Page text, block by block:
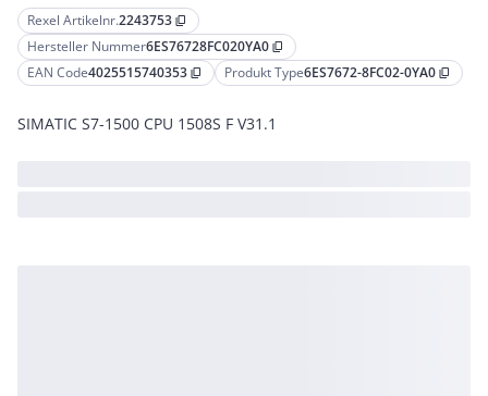
Rexel Artikelnr.2243753 content_copy
Hersteller Nummer6ES76728FC020YA0 content_copy
EAN Code4025515740353 content_copy Produkt Type6ES7672-8FC02-0YA0 content_copy
SIMATIC S7-1500 CPU 1508S F V31.1